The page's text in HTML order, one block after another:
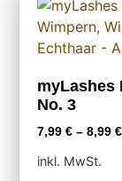
myLashes
No. 3
7,99€ –8,99€
inkl. MwSt.